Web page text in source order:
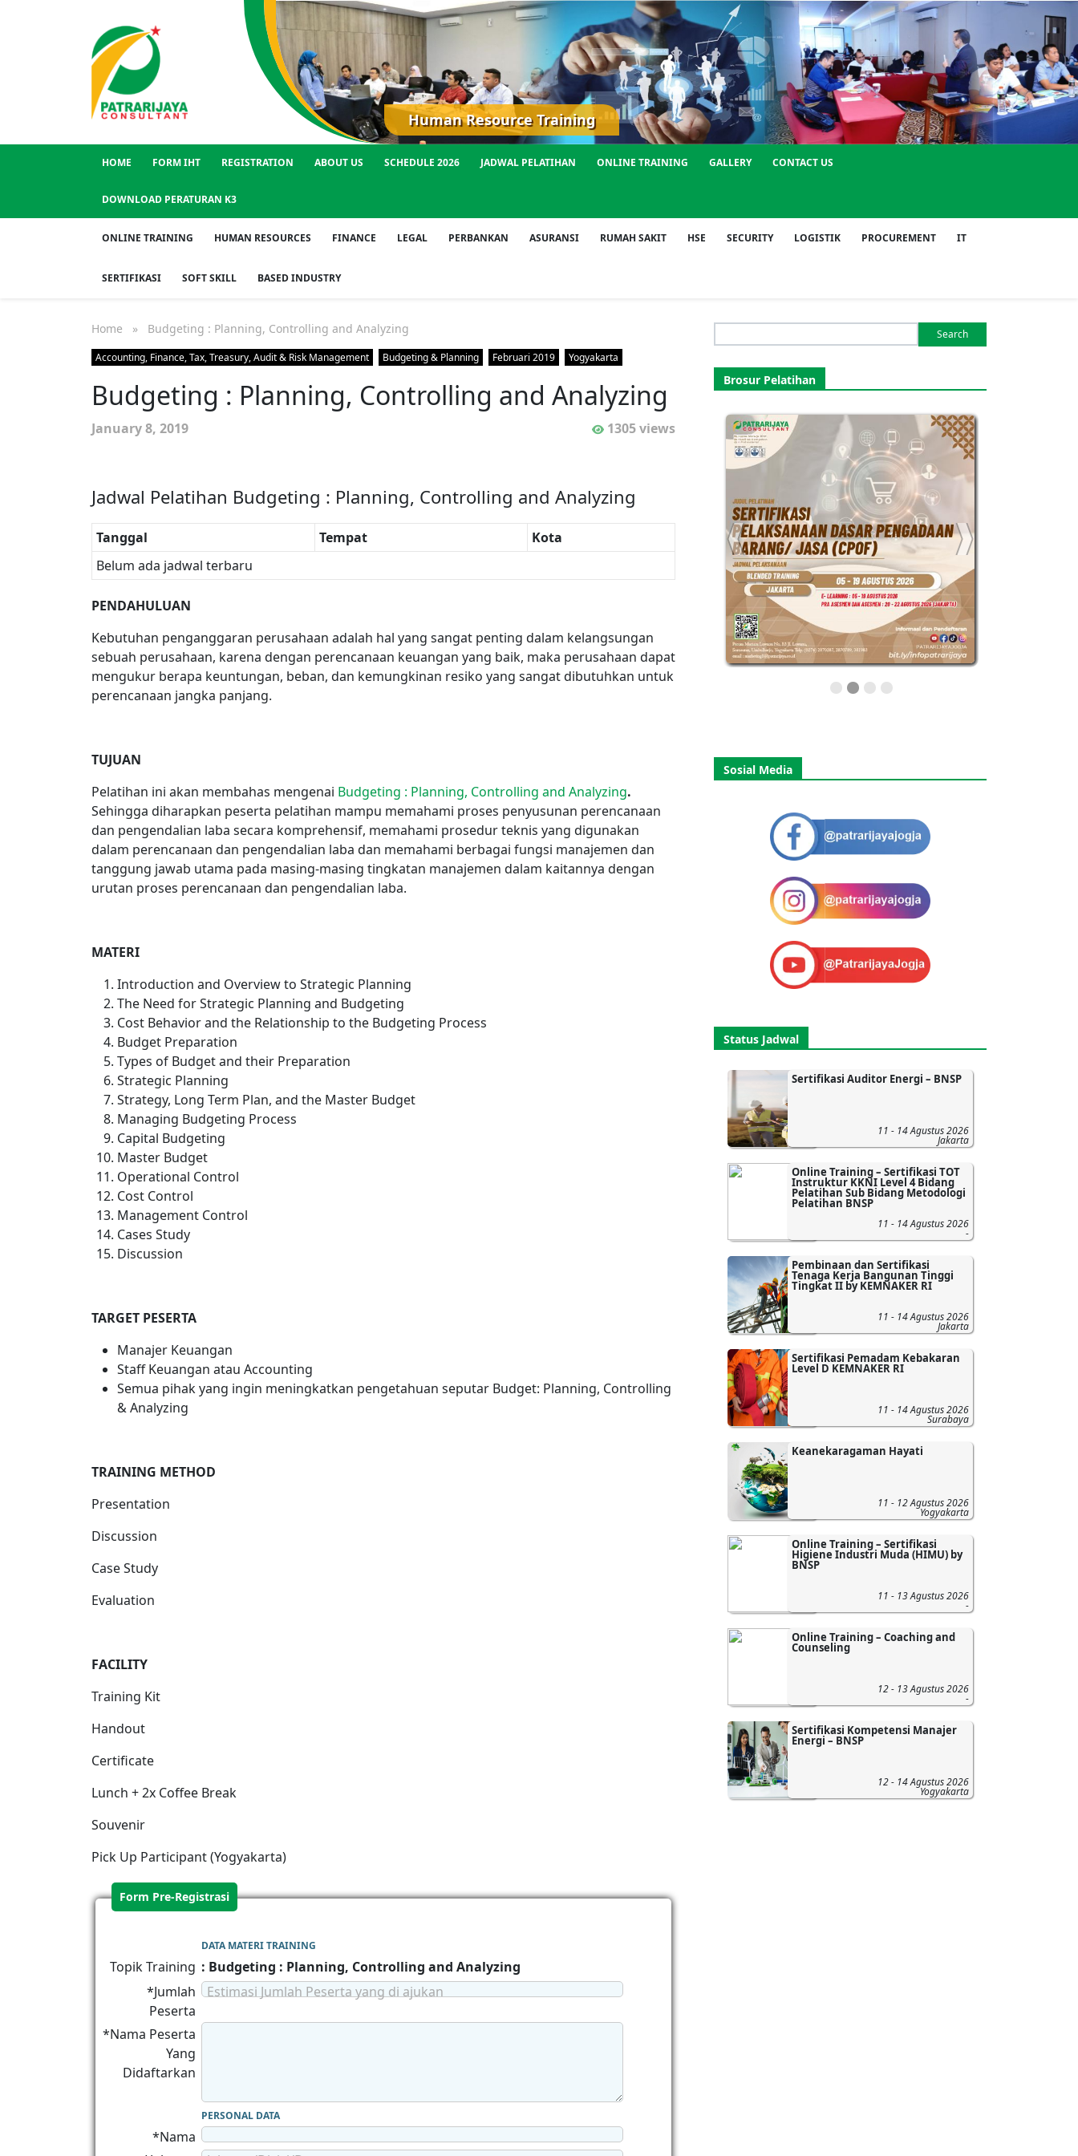
Human Resource Training
HOME FORM IHT REGISTRATION ABOUT US SCHEDULE 2026 JADWAL PELATIHAN ONLINE TRAINING GALLERY CONTACT US
DOWNLOAD PERATURAN K3
ONLINE TRAINING HUMAN RESOURCES FINANCE LEGAL PERBANKAN ASURANSI RUMAH SAKIT HSE SECURITY LOGISTIK PROCUREMENT IT
SERTIFIKASI SOFT SKILL BASED INDUSTRY
Home » Budgeting : Planning, Controlling and Analyzing
Accounting, Finance, Tax, Treasury, Audit & Risk Management Budgeting & Planning Februari 2019 Yogyakarta
Budgeting : Planning, Controlling and Analyzing
January 8, 2019 1305 views
Jadwal Pelatihan Budgeting : Planning, Controlling and Analyzing
Tanggal Tempat
Kota
Belum ada jadwal terbaru
PENDAHULUAN
Kebutuhan penganggaran perusahaan adalah hal yang sangat penting dalam kelangsungan
sebuah perusahaan, karena dengan perencanaan keuangan yang baik, maka perusahaan dapat
mengukur berapa keuntungan, beban, dan kemungkinan resiko yang sangat dibutuhkan untuk
perencanaan jangka panjang.
TUJUAN
Pelatihan ini akan membahas mengenai Budgeting : Planning, Controlling and Analyzing.
Sehingga diharapkan peserta pelatihan mampu memahami proses penyusunan perencanaan
dan pengendalian laba secara komprehensif, memahami prosedur teknis yang digunakan
dalam perencanaan dan pengendalian laba dan memahami berbagai fungsi manajemen dan
tanggung jawab utama pada masing-masing tingkatan manajemen dalam kaitannya dengan
urutan proses perencanaan dan pengendalian laba.
MATERI
Introduction and Overview to Strategic Planning
The Need for Strategic Planning and Budgeting
Cost Behavior and the Relationship to the Budgeting Process
Budget Preparation
Types of Budget and their Preparation
Strategic Planning
Strategy, Long Term Plan, and the Master Budget
Managing Budgeting Process
Capital Budgeting
Master Budget
Operational Control
Cost Control
Management Control
Cases Study
Discussion
TARGET PESERTA
Manajer Keuangan
Staff Keuangan atau Accounting
Semua pihak yang ingin meningkatkan pengetahuan seputar Budget: Planning, Controlling
& Analyzing
TRAINING METHOD
Presentation
Discussion
Case Study
Evaluation
FACILITY
Training Kit
Handout
Certificate
Lunch + 2x Coffee Break
Souvenir
Pick Up Participant (Yogyakarta)
Form Pre-Registrasi
DATA MATERI TRAINING
Topik Training : Budgeting : Planning, Controlling and Analyzing
*Jumlah
Peserta
Estimasi Jumlah Peserta yang di ajukan
*Nama Peserta
Yang
Didaftarkan
PERSONAL DATA
*Nama
for:
Brosur Pelatihan
Sosial Media
Status Jadwal
Sertifikasi Auditor Energi – BNSP
11 - 14 Agustus 2026
Jakarta
Online Training – Sertifikasi TOT
Instruktur KKNI Level 4 Bidang
Pelatihan Sub Bidang Metodologi
Pelatihan BNSP
11 - 14 Agustus 2026
-
Pembinaan dan Sertifikasi
Tenaga Kerja Bangunan Tinggi
Tingkat II by KEMNAKER RI
11 - 14 Agustus 2026
Jakarta
Sertifikasi Pemadam Kebakaran
Level D KEMNAKER RI
11 - 14 Agustus 2026
Surabaya
Keanekaragaman Hayati
11 - 12 Agustus 2026
Yogyakarta
Online Training – Sertifikasi
Higiene Industri Muda (HIMU) by
BNSP
11 - 13 Agustus 2026
-
Online Training – Coaching and
Counseling
12 - 13 Agustus 2026
-
Sertifikasi Kompetensi Manajer
Energi – BNSP
12 - 14 Agustus 2026
Yogyakarta